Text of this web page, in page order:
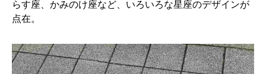
らす座、かみのけ座など、いろいろな星座のデザインが
点在。